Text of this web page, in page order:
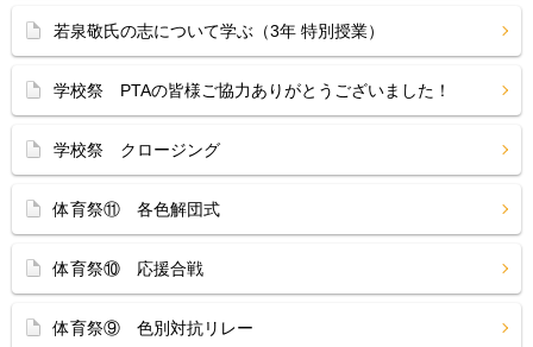
若泉敬氏の志について学ぶ（3年 特別授業）
学校祭 PTAの皆様ご協力ありがとうございました！
学校祭 クロージング
体育祭⑪ 各色解団式
体育祭⑩ 応援合戦
体育祭⑨ 色別対抗リレー